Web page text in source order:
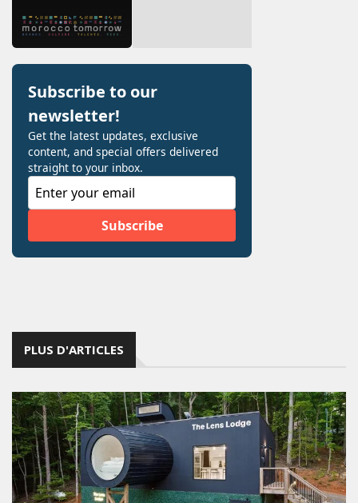
PLUS D'ARTICLES